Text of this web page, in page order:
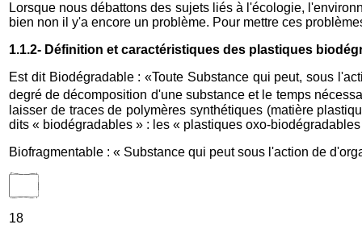
Lorsque nous débattons des sujets liés à l'écologie,
bien non il y'a encore un problème. Pour mettre ces
1.1.2- Définition et caractéristiques des plastiques
Est dit Biodégradable : «Toute Substance qui peut, sous
degré de décomposition d'une substance et le temps
laisser de traces de polymères synthétiques (matière
dits « biodégradables » : les « plastiques oxo-
Biofragmentable : « Substance qui peut sous l'action de
18